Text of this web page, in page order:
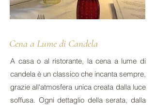
Cena a Lume di Candela
A casa o al ristorante, la cena a lume di
candela è un classico che incanta sempre,
grazie all'atmosfera unica creata dalla luce
soffusa. Ogni dettaglio della serata, dalla